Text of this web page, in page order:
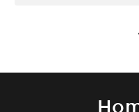
Позже
доставили
отвечает очень